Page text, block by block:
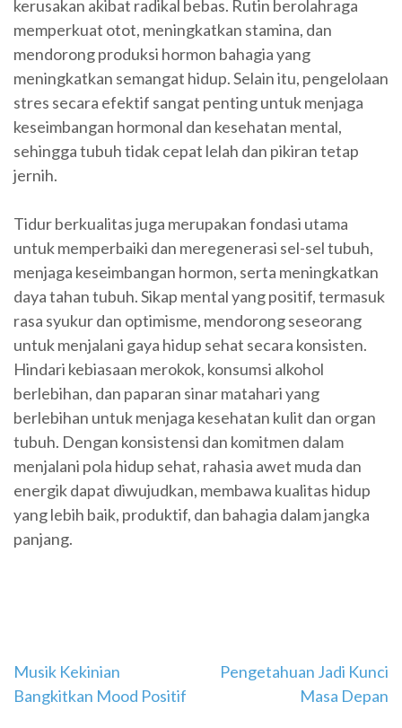
kerusakan akibat radikal bebas. Rutin berolahraga
memperkuat otot, meningkatkan stamina, dan
mendorong produksi hormon bahagia yang
meningkatkan semangat hidup. Selain itu, pengelolaan
stres secara efektif sangat penting untuk menjaga
keseimbangan hormonal dan kesehatan mental,
sehingga tubuh tidak cepat lelah dan pikiran tetap
jernih.
Tidur berkualitas juga merupakan fondasi utama
untuk memperbaiki dan meregenerasi sel-sel tubuh,
menjaga keseimbangan hormon, serta meningkatkan
daya tahan tubuh. Sikap mental yang positif, termasuk
rasa syukur dan optimisme, mendorong seseorang
untuk menjalani gaya hidup sehat secara konsisten.
Hindari kebiasaan merokok, konsumsi alkohol
berlebihan, dan paparan sinar matahari yang
berlebihan untuk menjaga kesehatan kulit dan organ
tubuh. Dengan konsistensi dan komitmen dalam
menjalani pola hidup sehat, rahasia awet muda dan
energik dapat diwujudkan, membawa kualitas hidup
yang lebih baik, produktif, dan bahagia dalam jangka
panjang.
Navigasi
pos
Musik Kekinian
Bangkitkan Mood Positif
Pengetahuan Jadi Kunci
Masa Depan